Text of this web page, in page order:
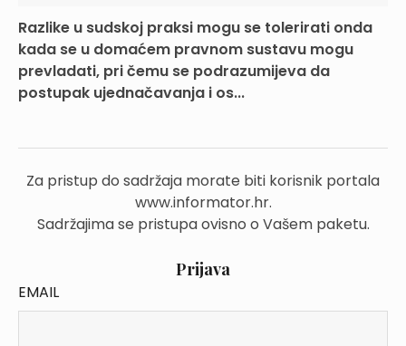
Razlike u sudskoj praksi mogu se tolerirati onda
kada se u domaćem pravnom sustavu mogu
prevladati, pri čemu se podrazumijeva da
postupak ujednačavanja i os...
Za pristup do sadržaja morate biti korisnik portala
www.informator.hr.
Sadržajima se pristupa ovisno o Vašem paketu.
Prijava
EMAIL